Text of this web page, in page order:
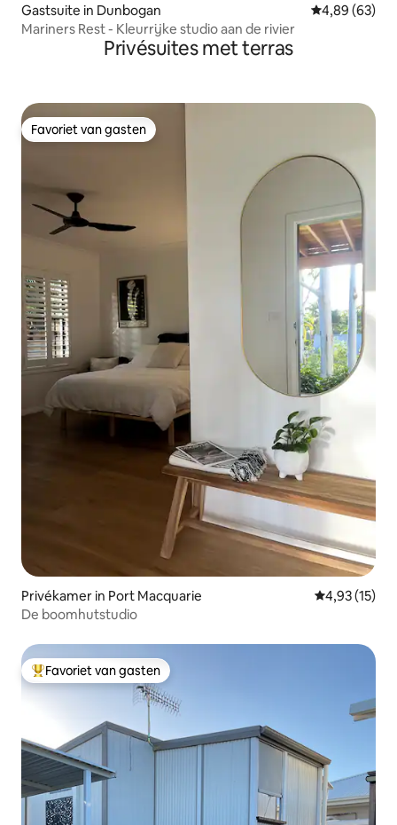
Gastsuite in Dunbogan Gemiddelde
4,89 (63)
Mariners Rest - Kleurrijke studio aan de rivier
Privésuites met terras
Favoriet van gasten
Favoriet van gasten
Privékamer in Port Macquarie Gemiddelde
4,93 (15)
De boomhutstudio
Topfavoriet van gasten
Favoriet van gasten